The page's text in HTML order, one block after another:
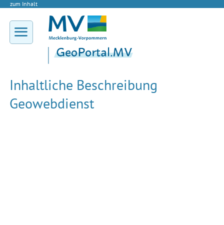
zum Inhalt
Inhaltliche Beschreibung
Geowebdienst